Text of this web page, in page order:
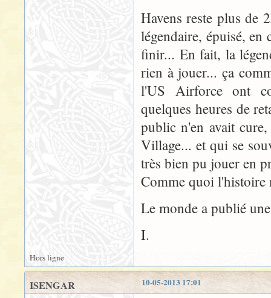
Havens reste plus de
légendaire, épuisé,
finir... En fait, la
rien à jouer... ça
l'US Airforce ont
quelques heures de
public n'en avait
Village... et qui se
très bien pu jouer en
Comme quoi l'histoire
Le monde a publié
I.
Hors ligne
10-05-2013 17:01
ISENGAR